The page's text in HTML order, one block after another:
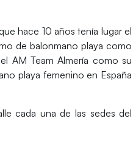
hace 10 años tenía lugar el
de balonmano playa como
AM Team Almería como su
playa femenino en España
cada una de las sedes del